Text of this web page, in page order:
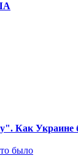
Как Украине
было